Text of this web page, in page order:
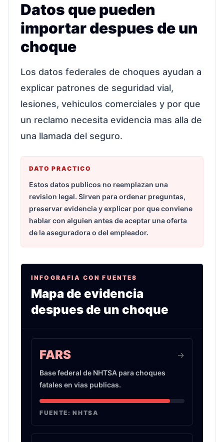
Datos que pueden
importar despues de un
choque
Los datos federales de choques ayudan a
explicar patrones de seguridad vial,
lesiones, vehiculos comerciales y por que
un reclamo necesita evidencia mas alla de
una llamada del seguro.
DATO PRACTICO
Estos datos publicos no reemplazan una
revision legal. Sirven para ordenar preguntas,
preservar evidencia y explicar por que conviene
hablar con alguien antes de aceptar una oferta
de la aseguradora o del empleador.
INFOGRAFIA CON FUENTES
Mapa de evidencia
despues de un choque
FARS
Base federal de NHTSA para choques
fatales en vias publicas.
->
FUENTE:NHTSA